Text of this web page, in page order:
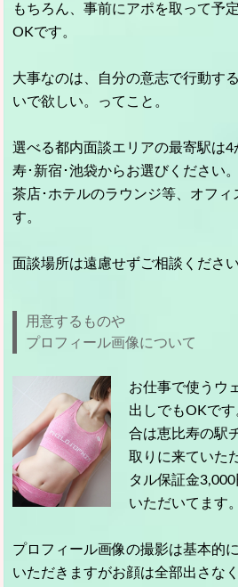
もちろん、事前にアポを取って予
OKです。
大事なのは、自分の意志で行動す
いで欲しい。ってこと。
選べる都内面談エリアの最寄駅は4
寿･新宿･池袋からお選びください
茶店･ホテルのラウンジ等、オフ
す。
面談場所は遠慮せずご相談ください
用意するものや
プロフィール画像について
お仕事で使うウ
出しでもOKで
合は恵比寿の駅
取りに来ていた
タル保証金
いただいてます。
プロフィール画像の撮影は基本的
いただきますがお顔は全部出さな